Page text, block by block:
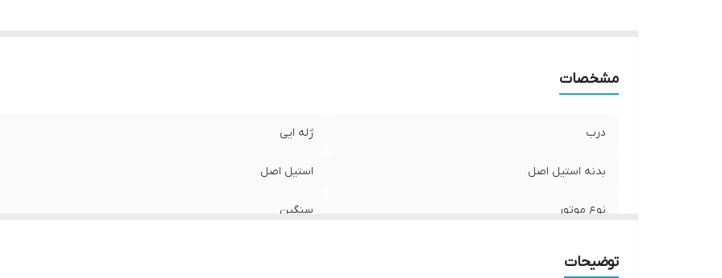
مشخصات
درب ژله ایی
بدنه استیل اصل استیل اصل
نوع موتور سنگین
توضیحات